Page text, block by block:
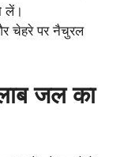
लें।
चेहरे पर नैचुरल
जल का